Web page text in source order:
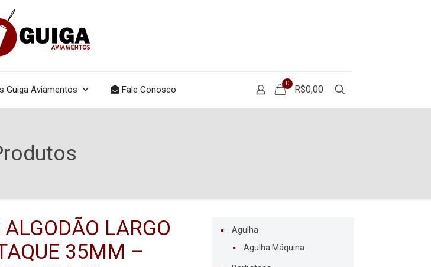
Guiga Aviamentos Fale Conosco
0
R$0,00
ALGODÃO LARGO
35MM –
Agulha
Agulha Máquina